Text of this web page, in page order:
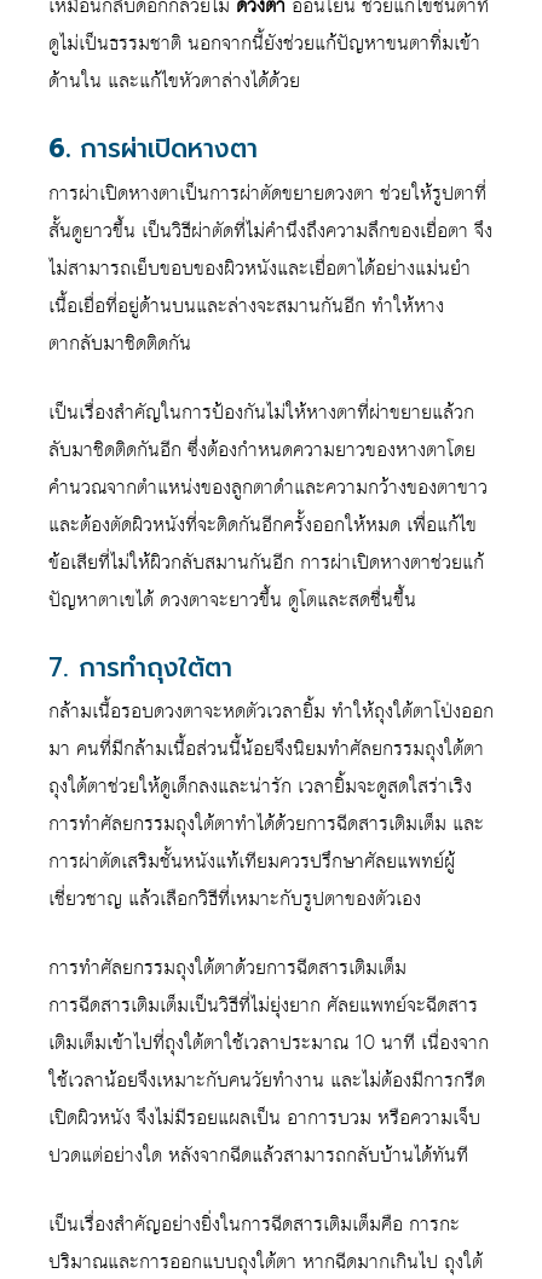
เหมือนกลีบดอกกล้วยไม้ ดวงตา อ่อนโยน ช่วยแก้ไขชั้นตาที่
ดูไม่เป็นธรรมชาติ นอกจากนี้ยังช่วยแก้ปัญหาขนตาทิ่มเข้า
ด้านใน และแก้ไขหัวตาล่างได้ด้วย
6. การผ่าเปิดหางตา
การผ่าเปิดหางตาเป็นการผ่าตัดขยายดวงตา ช่วยให้รูปตาที่
สั้นดูยาวขึ้น เป็นวิธีผ่าตัดที่ไม่คำนึงถึงความลึกของเยื่อตา จึง
ไม่สามารถเย็บขอบของผิวหนังและเยื่อตาได้อย่างแม่นยำ
เนื้อเยื่อที่อยู่ด้านบนและล่างจะสมานกันอีก ทำให้หาง
ตากลับมาชิดติดกัน
เป็นเรื่องสำคัญในการป้องกันไม่ให้หางตาที่ผ่าขยายแล้วก
ลับมาชิดติดกันอีก ซึ่งต้องกำหนดความยาวของหางตาโดย
คำนวณจากตำแหน่งของลูกตาดำและความกว้างของตาขาว
และต้องตัดผิวหนังที่จะติดกันอีกครั้งออกให้หมด เพื่อแก้ไข
ข้อเสียที่ไม่ให้ผิวกลับสมานกันอีก การผ่าเปิดหางตาช่วยแก้
ปัญหาตาเขได้ ดวงตาจะยาวขึ้น ดูโตและสดชื่นขึ้น
7. การทำถุงใต้ตา
กล้ามเนื้อรอบดวงตาจะหดตัวเวลายิ้ม ทำให้ถุงใต้ตาโป่งออก
มา คนที่มีกล้ามเนื้อส่วนนี้น้อยจึงนิยมทำศัลยกรรมถุงใต้ตา
ถุงใต้ตาช่วยให้ดูเด็กลงและน่ารัก เวลายิ้มจะดูสดใสร่าเริง
การทำศัลยกรรมถุงใต้ตาทำได้ด้วยการฉีดสารเติมเต็ม และ
การผ่าตัดเสริมชั้นหนังแท้เทียมควรปรึกษาศัลยแพทย์ผู้
เชี่ยวชาญ แล้วเลือกวิธีที่เหมาะกับรูปตาของตัวเอง
การทำศัลยกรรมถุงใต้ตาด้วยการฉีดสารเติมเต็ม
การฉีดสารเติมเต็มเป็นวิธีที่ไม่ยุ่งยาก ศัลยแพทย์จะฉีดสาร
เติมเต็มเข้าไปที่ถุงใต้ตาใช้เวลาประมาณ 10 นาที เนื่องจาก
ใช้เวลาน้อยจึงเหมาะกับคนวัยทำงาน และไม่ต้องมีการกรีด
เปิดผิวหนัง จึงไม่มีรอยแผลเป็น อาการบวม หรือความเจ็บ
ปวดแต่อย่างใด หลังจากฉีดแล้วสามารถกลับบ้านได้ทันที
เป็นเรื่องสำคัญอย่างยิ่งในการฉีดสารเติมเต็มคือ การกะ
ปริมาณและการออกแบบถุงใต้ตา หากฉีดมากเกินไป ถุงใต้